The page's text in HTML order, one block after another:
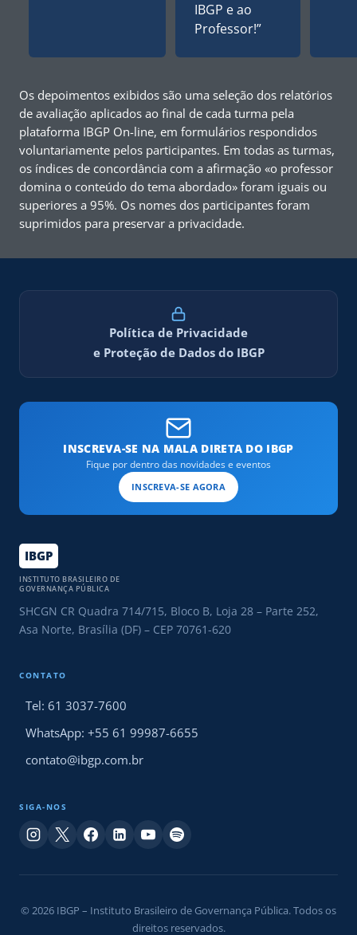
IBGP e ao
Professor!”
Os depoimentos exibidos são uma seleção dos relatórios
de avaliação aplicados ao final de cada turma pela
plataforma IBGP On-line, em formulários respondidos
voluntariamente pelos participantes. Em todas as turmas,
os índices de concordância com a afirmação «o professor
domina o conteúdo do tema abordado» foram iguais ou
superiores a 95%. Os nomes dos participantes foram
suprimidos para preservar a privacidade.
Política de Privacidade
e Proteção de Dados do IBGP
INSCREVA-SE NA MALA DIRETA DO IBGP
Fique por dentro das novidades e eventos
INSCREVA-SE AGORA
IBGP
INSTITUTO BRASILEIRO DE
GOVERNANÇA PÚBLICA
SHCGN CR Quadra 714/715, Bloco B, Loja 28 – Parte 252,
Asa Norte, Brasília (DF) – CEP 70761-620
CONTATO
Tel: 61 3037-7600
WhatsApp: +55 61 99987-6655
contato@ibgp.com.br
SIGA-NOS
© 2026 IBGP – Instituto Brasileiro de Governança Pública. Todos os
direitos reservados.